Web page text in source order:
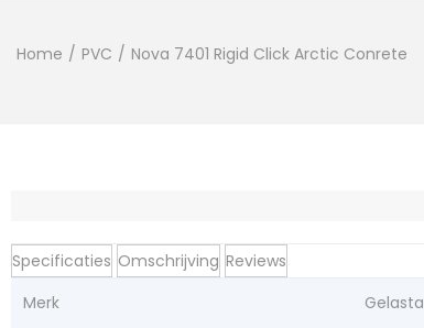
Home / PVC / Nova 7401 Rigid Click Arctic Conrete
Specificaties Omschrijving Reviews
Merk
Gelasta